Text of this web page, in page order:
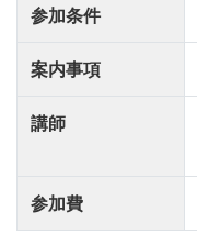
参加条件
案内事項
講師
参加費